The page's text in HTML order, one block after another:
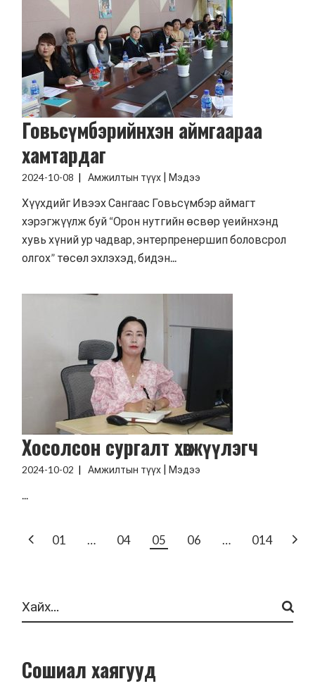
Говьсүмбэрийнхэн аймгаараа
хамтардаг
2024-10-08 Амжилтын түүх |Мэдээ
Хүүхдийг Ивээх Сангаас Говьсүмбэр аймагт
хэрэгжүүлж буй “Орон нутгийн өсвөр үеийнхэнд
хувь хүний ур чадвар, энтерпренершип боловсрол
олгох” төсөл эхлэхэд, бидэн...
Хосолсон сургалт хөгжүүлэгч
2024-10-02 Амжилтын түүх |Мэдээ
POSTS
01 … 04 05 06 … 014
Сошиал хаягууд